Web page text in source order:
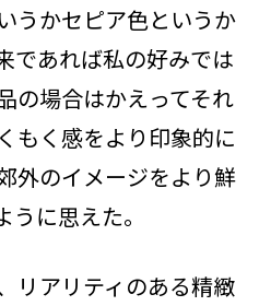
うかセピア色というか
であれば私の好みでは
の場合はかえってそれ
もく感をより印象的に
外のイメージをより鮮
に思えた。
リアリティのある精緻